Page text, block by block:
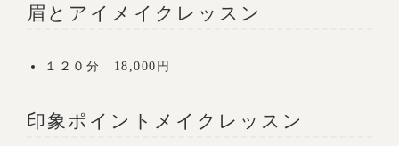
眉とアイメイクレッスン
１２０分 18,000円
印象ポイントメイクレッスン